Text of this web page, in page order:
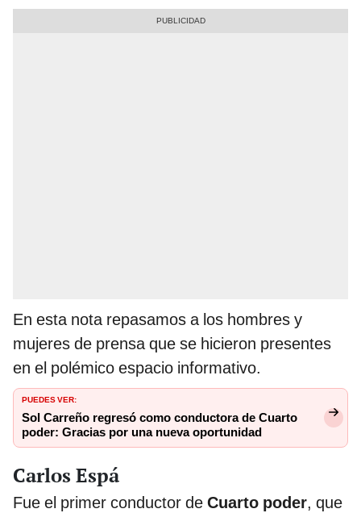
En esta nota repasamos a los hombres y
mujeres de prensa que se hicieron presentes
en el polémico espacio informativo.
PUEDES VER:
Sol Carreño regresó como conductora de Cuarto
poder: Gracias por una nueva oportunidad
Carlos Espá
Fue el primer conductor de Cuarto poder, que